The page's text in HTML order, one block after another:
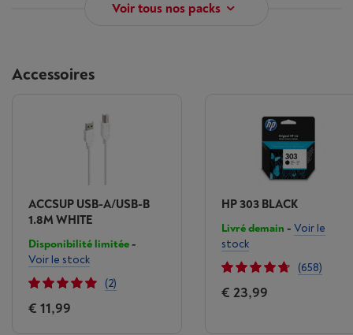
Voir tous nos packs
Accessoires
ACCSUP USB-A/USB-B
1.8M WHITE
Disponibilité limitée-
Voir le stock
(2)
€ 11,99
HP 303 BLACK
Livré demain - Voir le
stock
(658)
€ 23,99